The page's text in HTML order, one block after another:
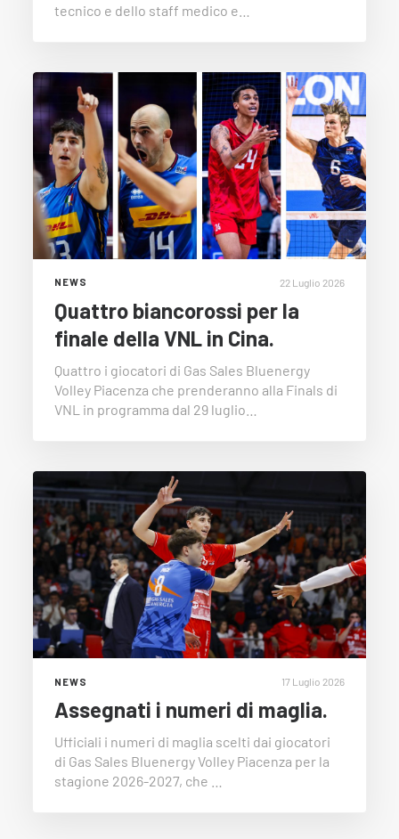
tecnico e dello staff medico e…
NEWS 22 Luglio 2026
Quattro biancorossi per la
finale della VNL in Cina.
Quattro i giocatori di Gas Sales Bluenergy
Volley Piacenza che prenderanno alla Finals di
VNL in programma dal 29 luglio…
NEWS 17 Luglio 2026
Assegnati i numeri di maglia.
Ufficiali i numeri di maglia scelti dai giocatori
di Gas Sales Bluenergy Volley Piacenza per la
stagione 2026-2027, che …